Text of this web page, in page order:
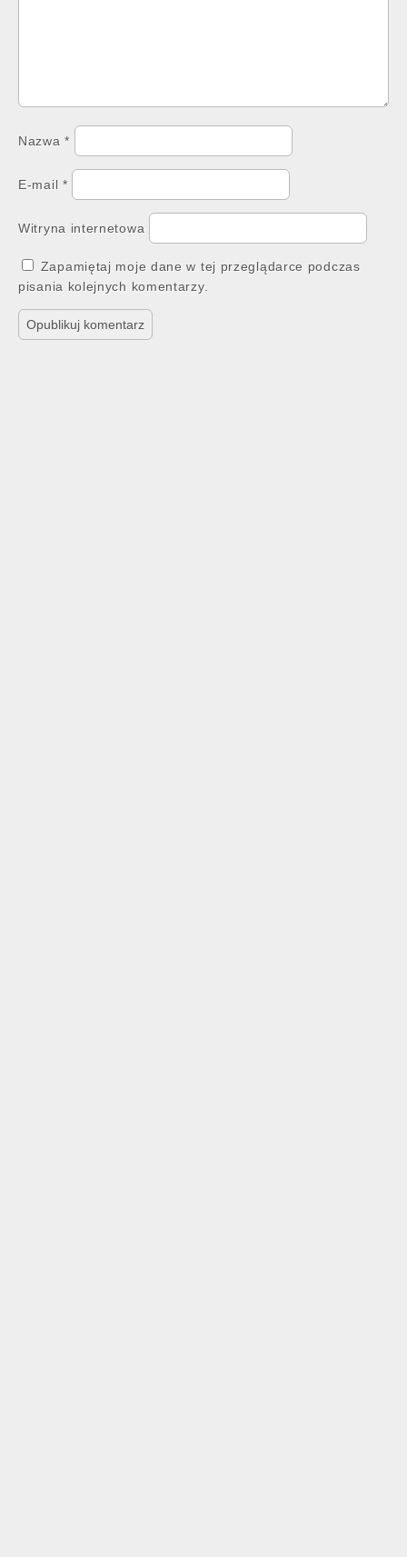
Nazwa*
E-mail *
Witryna internetowa
Zapamiętaj moje dane w tej przeglądarce podczas
pisania kolejnych komentarzy.